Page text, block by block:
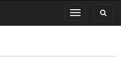
Toggle
navigation